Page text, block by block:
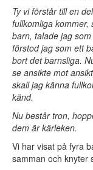
Ty vi förstår till en
fullkomliga kommer,
barn, talade jag
förstod jag som ett
bort det barnsliga.
se ansikte mot
skall jag känna
känd.
Nu består tron,
dem är kärleken.
Vi har visat på fyra
samman och knyter